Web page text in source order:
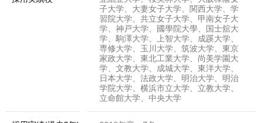
子大学、大妻女子大学、関西大学、学
習院大学、共立女子大学、甲南女子大
学、神戸大学、國學院大學、国士舘大
学、駒澤大学、上智大学、成蹊大学、
専修大学、玉川大学、筑波大学、東京
家政大学、東北工業大学、尚美学園大
学、文教大学、成城大学、東洋大学、
日本大学、法政大学、明治大学、明治
学院大学、横浜市立大学、立教大学、
立命館大学、中央大学